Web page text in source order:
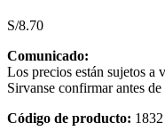
S/8.70
Comunicado:
Los precios están sujetos a
Sirvanse confirmar antes
Código de producto: 1832